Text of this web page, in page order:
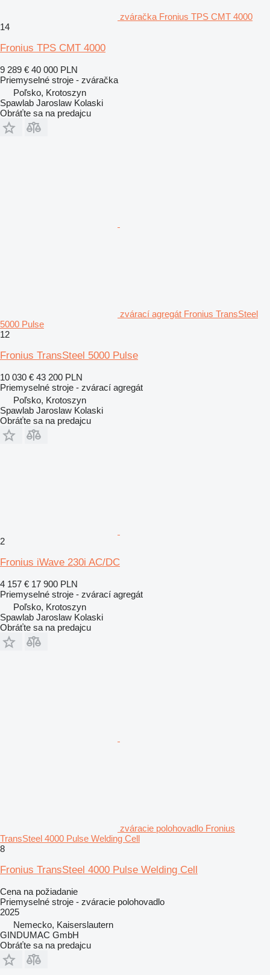
zváračka Fronius TPS CMT 4000
14
Fronius TPS CMT 4000
9 289 € 40 000 PLN
Priemyselné stroje - zváračka
Poľsko, Krotoszyn
Spawlab Jaroslaw Kolaski
Obráťte sa na predajcu
zvárací agregát Fronius TransSteel
5000 Pulse
12
Fronius TransSteel 5000 Pulse
10 030 € 43 200 PLN
Priemyselné stroje - zvárací agregát
Poľsko, Krotoszyn
Spawlab Jaroslaw Kolaski
Obráťte sa na predajcu
2
Fronius iWave 230i AC/DC
4 157 € 17 900 PLN
Priemyselné stroje - zvárací agregát
Poľsko, Krotoszyn
Spawlab Jaroslaw Kolaski
Obráťte sa na predajcu
zváracie polohovadlo Fronius
TransSteel 4000 Pulse Welding Cell
8
Fronius TransSteel 4000 Pulse Welding Cell
Cena na požiadanie
Priemyselné stroje - zváracie polohovadlo
2025
Nemecko, Kaiserslautern
GINDUMAC GmbH
Obráťte sa na predajcu